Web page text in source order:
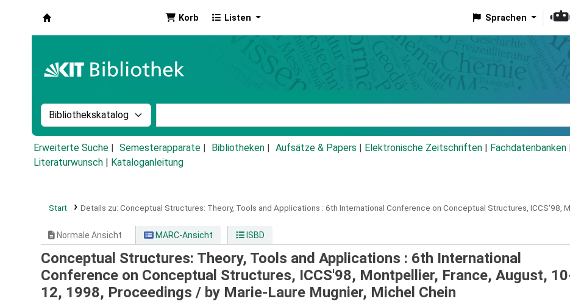
Korb Listen Sprachen
Suche im Katalog nach:
Erweiterte Suche Semesterapparate Bibliotheken Aufsätze & Papers Elektronische Zeitschriften Fachdatenbanken
Literaturwunsch
Kataloganleitung
Start Details zu: Conceptual Structures: Theory, Tools and Applications : 6th International Conference on Conceptual Structures, ICCS'98,
Normale Ansicht MARC-Ansicht ISBD
Conceptual Structures: Theory, Tools and Applications : 6th International
Conference on Conceptual Structures, ICCS'98, Montpellier, France, August,
12, 1998, Proceedings / by Marie-Laure Mugnier, Michel Chein